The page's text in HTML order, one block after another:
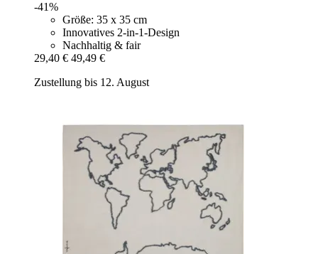
-41%
Größe: 35 x 35 cm
Innovatives 2-in-1-Design
Nachhaltig & fair
29,40 € 49,49 €
Zustellung bis 12. August